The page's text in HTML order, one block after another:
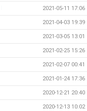
2021-05-11 17:06
2021-04-03 19:39
2021-03-05 13:01
2021-02-25 15:26
2021-02-07 00:41
2021-01-24 17:36
2020-12-21 20:40
2020-12-13 10:02